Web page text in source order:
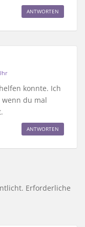
ANTWORTEN
konnte. Ich
du mal
ANTWORTEN
Erforderliche